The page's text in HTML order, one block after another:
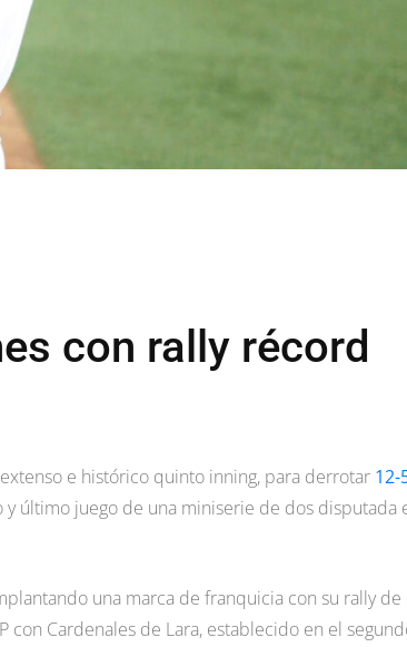
con rally récord
e histórico quinto inning, para derrotar 12-
y último juego de una miniserie de dos disputada
una marca de franquicia con su rally de
Cardenales de Lara, establecido en el